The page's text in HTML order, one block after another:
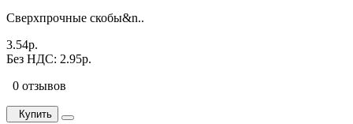
Сверхпрочные скобы&n..
3.54р.
Без НДС: 2.95р.
0 отзывов
Купить